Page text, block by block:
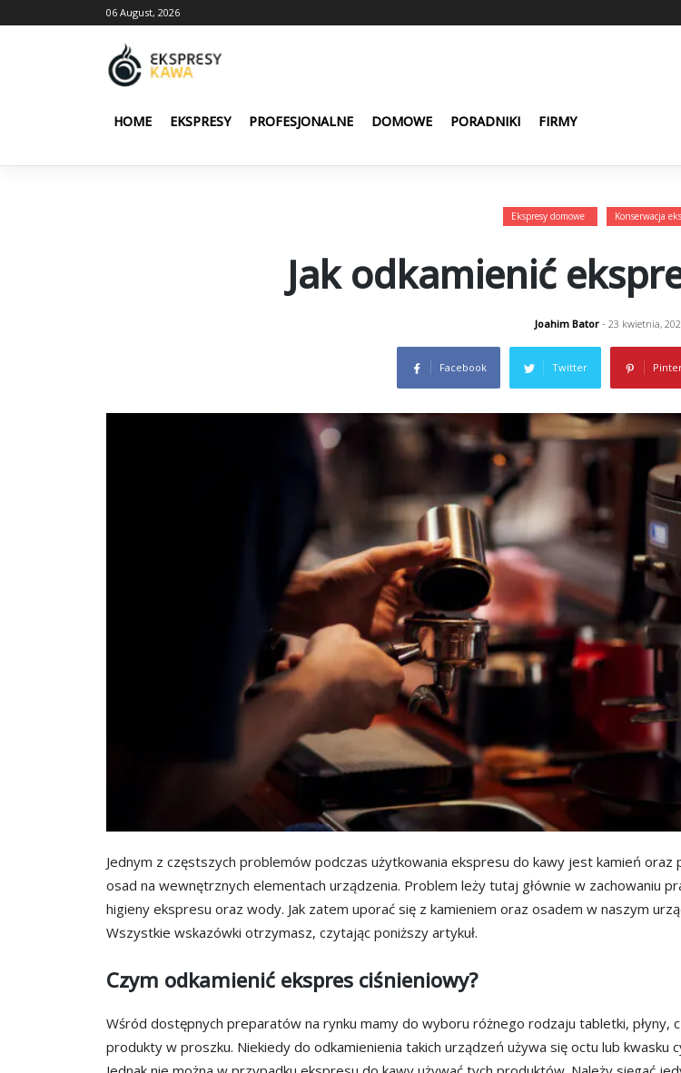
to
06 August, 2026
HOME EKSPRESY PROFESJONALNE DOMOWE PORADNIKI FIRMY
Ekspresy domowe Konserwacja
Jak odkamienić
Joahim Bator- 23 kwietnia,
Facebook Twitter
Jednym z częstszych problemów podczas użytkowania ekspresu do kawy jest kamień oraz
osad na wewnętrznych elementach urządzenia. Problem leży tutaj głównie w zachowaniu
higieny ekspresu oraz wody. Jak zatem uporać się z kamieniem oraz osadem w naszym
Wszystkie wskazówki otrzymasz, czytając poniższy artykuł.
Czym odkamienić ekspres ciśnieniowy?
Wśród dostępnych preparatów na rynku mamy do wyboru różnego rodzaju tabletki, płyny,
produkty w proszku. Niekiedy do odkamienienia takich urządzeń używa się octu lub kwasku